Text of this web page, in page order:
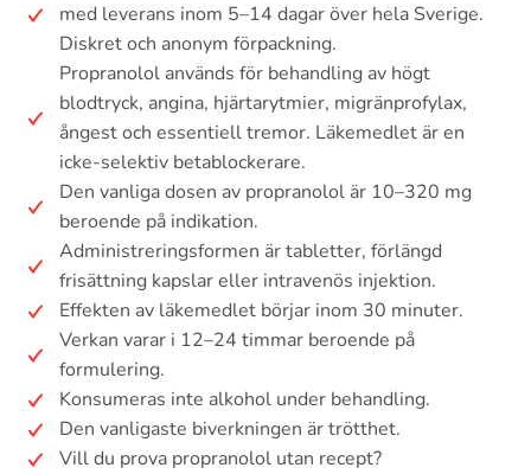
med leverans inom 5–14 dagar över hela Sverige.
Diskret och anonym förpackning.
Propranolol används för behandling av högt
blodtryck, angina, hjärtarytmier, migränprofylax,
ångest och essentiell tremor. Läkemedlet är en
icke-selektiv betablockerare.
Den vanliga dosen av propranolol är 10–320 mg
beroende på indikation.
Administreringsformen är tabletter, förlängd
frisättning kapslar eller intravenös injektion.
Effekten av läkemedlet börjar inom 30 minuter.
Verkan varar i 12–24 timmar beroende på
formulering.
Konsumeras inte alkohol under behandling.
Den vanligaste biverkningen är trötthet.
Vill du prova propranolol utan recept?